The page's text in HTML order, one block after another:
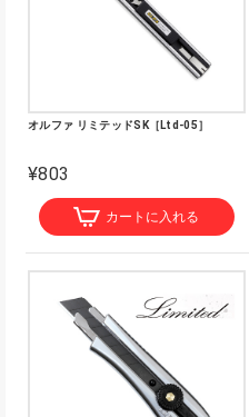
オルファ リミテッドSK［Ltd-05］
¥803
カートに入れる